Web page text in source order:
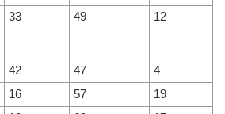
33 49 12
42 47
4
16 57
19